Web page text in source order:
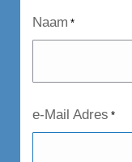
Naam *
e-Mail Adres *